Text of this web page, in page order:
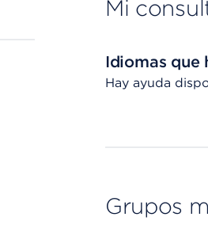
Mi
Idiomas que
Hay ayuda
Grupos